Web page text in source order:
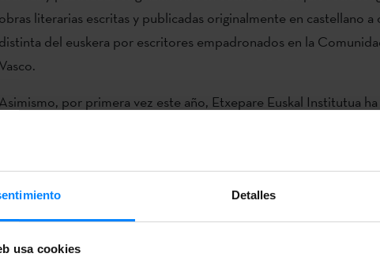
Detalles
usa cookies
obras literarias escritas y publicadas originalmente en castellano a
distinta del euskera por escritores empadronados en la
Vasco.
Asimismo, por primera vez este año, Etxepare Euskal Institutua
a lenguas extranjeras.